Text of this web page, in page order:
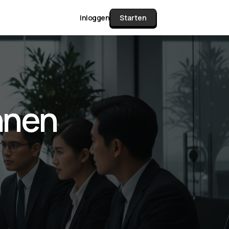
Matrix
alle pakketten en mogelijkheden
documenten verzamelen en facturen
tot controleren, boeken, bank
& klant dashboard.
Inloggen Starten